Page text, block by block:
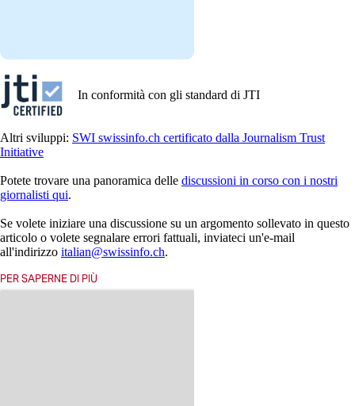
In conformità con gli standard di JTI
Altri sviluppi: SWI swissinfo.ch certificato dalla Journalism Trust
Initiative
Potete trovare una panoramica delle discussioni in corso con i nostri
giornalisti qui.
Se volete iniziare una discussione su un argomento sollevato in questo
articolo o volete segnalare errori fattuali, inviateci un'e-mail
all'indirizzo italian@swissinfo.ch.
PER SAPERNE DI PIÙ